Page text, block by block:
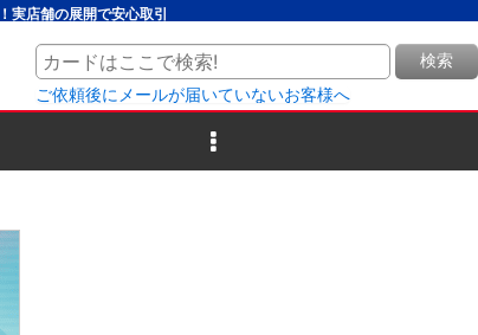
店舗の展開で安心取引
検索
ご依頼後にメールが届いていないお客様へ